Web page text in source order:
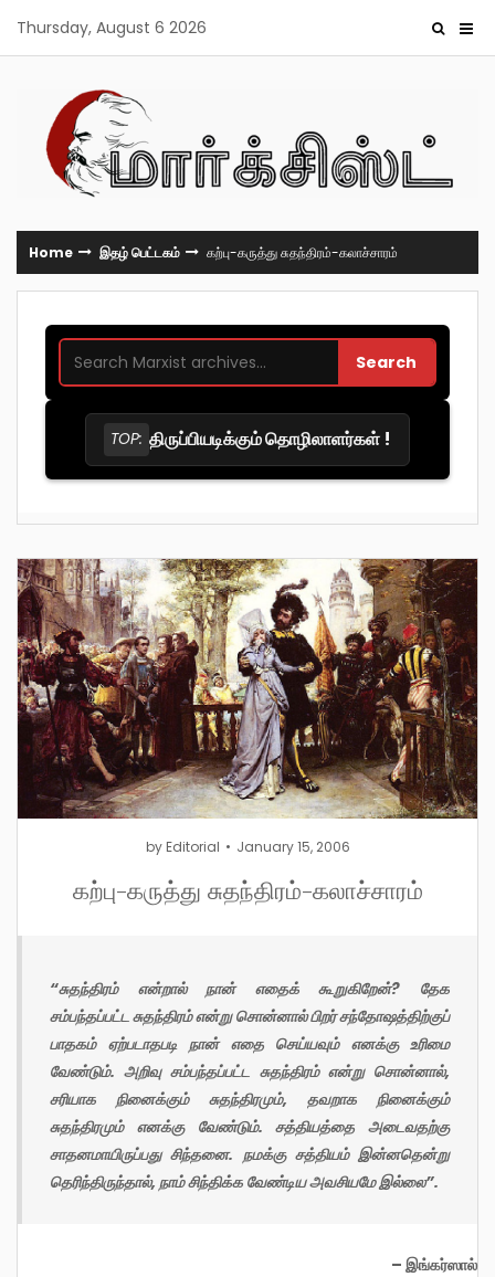
content
Thursday, August 6 2026
Home இதழ் பெட்டகம் கற்பு-கருத்து சுதந்திரம்-கலாச்சாரம்
Search
TOP: திருப்பியடிக்கும் தொழிலாளர்கள் !
by Editorial January 15, 2006
கற்பு-கருத்து சுதந்திரம்-கலாச்சாரம்
“சுதந்திரம் என்றால் நான் எதைக் கூறுகிறேன்? தேக
சம்பந்தப்பட்ட சுதந்திரம் என்று சொன்னால் பிறர் சந்தோஷத்திற்குப்
பாதகம் ஏற்படாதபடி நான் எதை செய்யவும் எனக்கு உரிமை
வேண்டும். அறிவு சம்பந்தப்பட்ட சுதந்திரம் என்று சொன்னால்,
சரியாக நினைக்கும் சுதந்திரமும், தவறாக நினைக்கும்
சுதந்திரமும் எனக்கு வேண்டும். சத்தியத்தை அடைவதற்கு
சாதனமாயிருப்பது சிந்தனை. நமக்கு சத்தியம் இன்னதென்று
தெரிந்திருந்தால், நாம் சிந்திக்க வேண்டிய அவசியமே இல்லை”.
– இங்கர்ஸால்